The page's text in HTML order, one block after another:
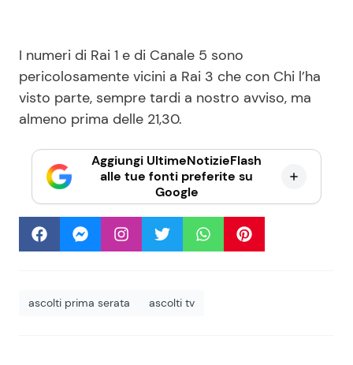
I numeri di Rai 1 e di Canale 5 sono
pericolosamente vicini a Rai 3 che con Chi l’ha
visto parte, sempre tardi a nostro avviso, ma
almeno prima delle 21,30.
Aggiungi UltimeNotizieFlash
alle tue fonti preferite su
Google
ascolti prima serata ascolti tv